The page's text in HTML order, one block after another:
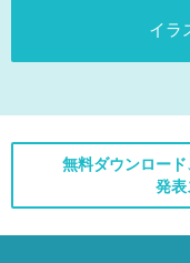
イラ
無料ダウンロード
発表